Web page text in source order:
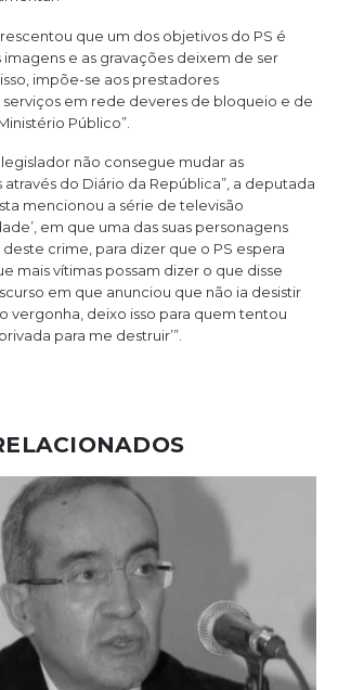
que um dos objetivos do PS é
imagens e as gravações deixem de ser
impõe-se aos prestadores
em rede deveres de bloqueio e de
Público”.
não consegue mudar as
do Diário da República”, a deputada
mencionou a série de televisão
em que uma das suas personagens
crime, para dizer que o PS espera
mais vítimas possam dizer o que disse
em que anunciou que não ia desistir
vergonha, deixo isso para quem tentou
para me destruir’”.